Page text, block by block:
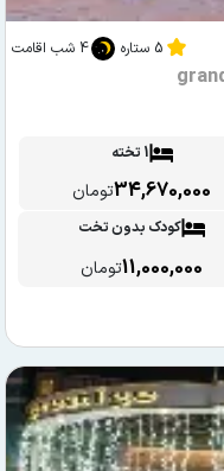
5 ستاره 4 شب اقامت
1 تخته
34,670,000تومان
کودک بدون تخت
11,000,000تومان